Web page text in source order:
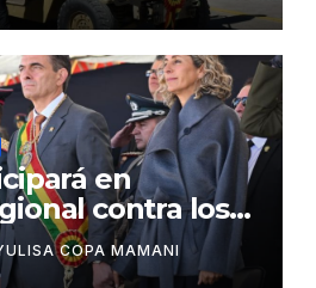
en
contra los
narcotráfico
COPA MAMANI